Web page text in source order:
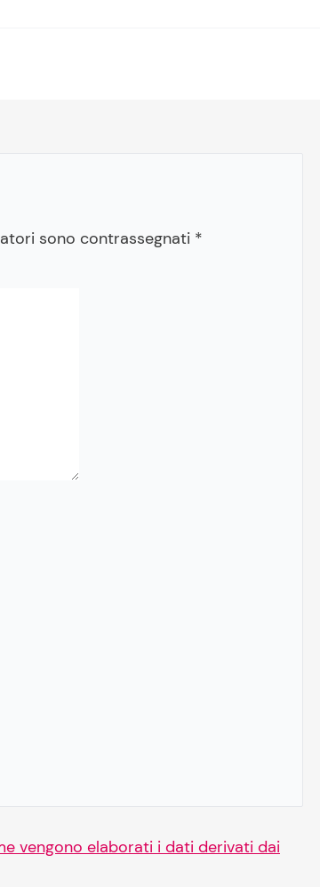
sono contrassegnati *
vengono elaborati i dati derivati dai